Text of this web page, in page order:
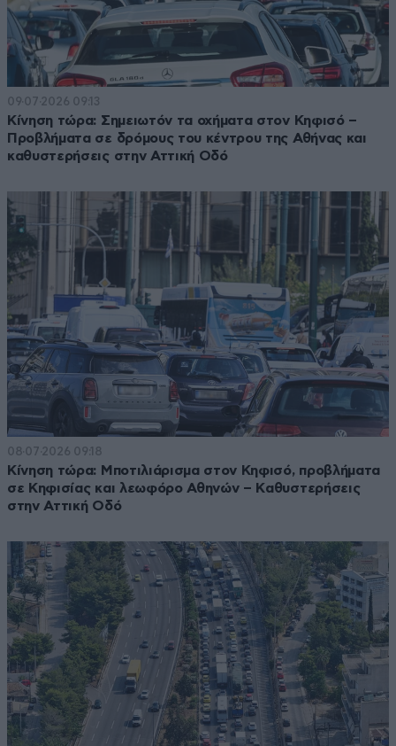
09·07·2026 09:13
Κίνηση τώρα: Σημειωτόν τα οχήματα στον Κηφισό –
Προβλήματα σε δρόμους του κέντρου της Αθήνας και
καθυστερήσεις στην Αττική Οδό
08·07·2026 09:18
Κίνηση τώρα: Μποτιλιάρισμα στον Κηφισό, προβλήματα
σε Κηφισίας και λεωφόρο Αθηνών – Kαθυστερήσεις
στην Αττική Οδό